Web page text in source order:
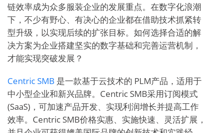
链效率成为众多服装企业的发展重点。在数字化浪潮
下，不少有野心、有决心的企业都在借助技术抓紧转
型升级，以实现后续的扩张目标。如何选择合适的解
决方案为企业搭建坚实的数字基础和完善运营机制，
才能实现突破发展？
Centric SMB 是一款基于云技术的 PLM产品，适用于
中小型企业和新兴品牌。Centric SMB采用订阅模式
(SaaS)，可加速产品开发、实现利润增长并提高工作
效率。Centric SMB价格实惠、实施快速、灵活扩展，